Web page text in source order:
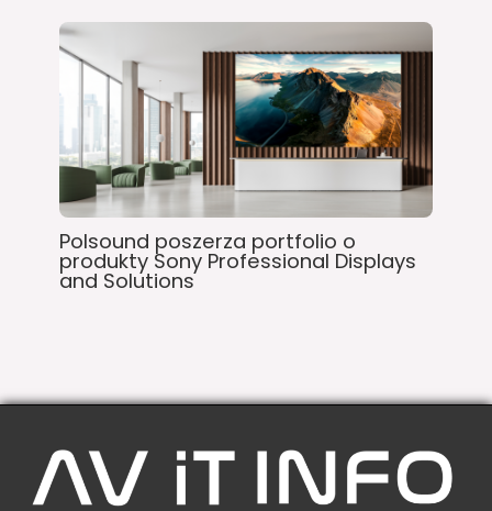
Polsound poszerza portfolio o
produkty Sony Professional Displays
and Solutions